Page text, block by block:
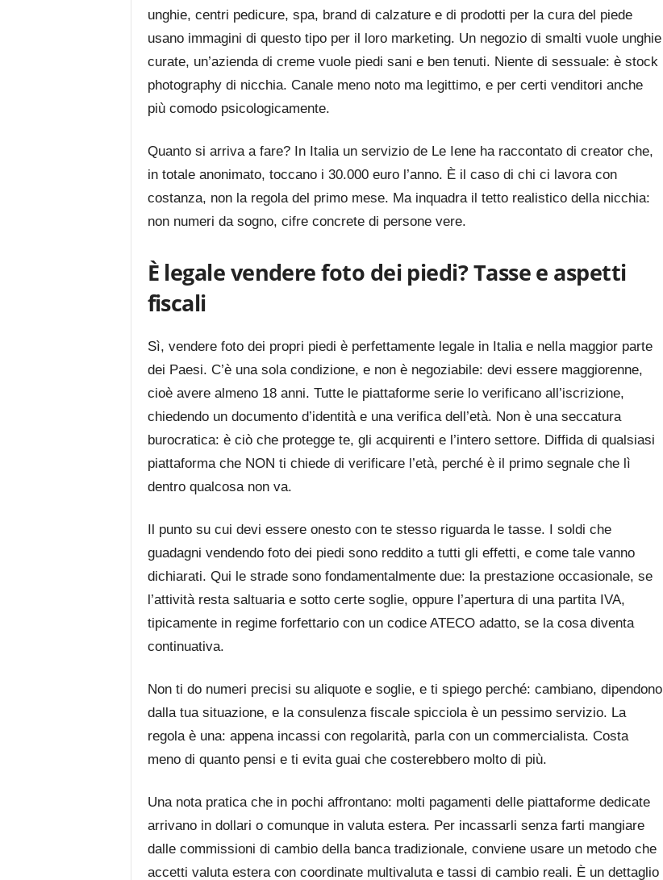
unghie, centri pedicure, spa, brand di calzature e di prodotti per la cura del piede
usano immagini di questo tipo per il loro marketing. Un negozio di smalti vuole unghie
curate, un’azienda di creme vuole piedi sani e ben tenuti. Niente di sessuale: è stock
photography di nicchia. Canale meno noto ma legittimo, e per certi venditori anche
più comodo psicologicamente.
Quanto si arriva a fare? In Italia un servizio de Le Iene ha raccontato di creator che,
in totale anonimato, toccano i 30.000 euro l’anno. È il caso di chi ci lavora con
costanza, non la regola del primo mese. Ma inquadra il tetto realistico della nicchia:
non numeri da sogno, cifre concrete di persone vere.
È legale vendere foto dei piedi? Tasse e aspetti
fiscali
Sì, vendere foto dei propri piedi è perfettamente legale in Italia e nella maggior parte
dei Paesi. C’è una sola condizione, e non è negoziabile: devi essere maggiorenne,
cioè avere almeno 18 anni. Tutte le piattaforme serie lo verificano all’iscrizione,
chiedendo un documento d’identità e una verifica dell’età. Non è una seccatura
burocratica: è ciò che protegge te, gli acquirenti e l’intero settore. Diffida di qualsiasi
piattaforma che NON ti chiede di verificare l’età, perché è il primo segnale che lì
dentro qualcosa non va.
Il punto su cui devi essere onesto con te stesso riguarda le tasse. I soldi che
guadagni vendendo foto dei piedi sono reddito a tutti gli effetti, e come tale vanno
dichiarati. Qui le strade sono fondamentalmente due: la prestazione occasionale, se
l’attività resta saltuaria e sotto certe soglie, oppure l’apertura di una partita IVA,
tipicamente in regime forfettario con un codice ATECO adatto, se la cosa diventa
continuativa.
Non ti do numeri precisi su aliquote e soglie, e ti spiego perché: cambiano, dipendono
dalla tua situazione, e la consulenza fiscale spicciola è un pessimo servizio. La
regola è una: appena incassi con regolarità, parla con un commercialista. Costa
meno di quanto pensi e ti evita guai che costerebbero molto di più.
Una nota pratica che in pochi affrontano: molti pagamenti delle piattaforme dedicate
arrivano in dollari o comunque in valuta estera. Per incassarli senza farti mangiare
dalle commissioni di cambio della banca tradizionale, conviene usare un metodo che
accetti valuta estera con coordinate multivaluta e tassi di cambio reali. È un dettaglio